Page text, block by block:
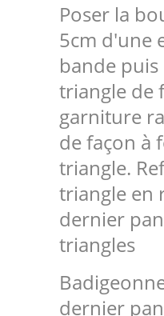
Poser la
5cm d'une
bande
triangle de
garniture
de façon à
triangle.
triangle en
dernier
triangles
dernier